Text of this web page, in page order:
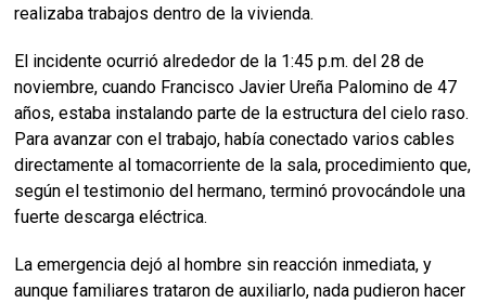
realizaba trabajos dentro de la vivienda.
El incidente ocurrió alrededor de la 1:45 p.m. del 28 de
noviembre, cuando Francisco Javier Ureña Palomino de 47
años, estaba instalando parte de la estructura del cielo raso.
Para avanzar con el trabajo, había conectado varios cables
directamente al tomacorriente de la sala, procedimiento que,
según el testimonio del hermano, terminó provocándole una
fuerte descarga eléctrica.
La emergencia dejó al hombre sin reacción inmediata, y
aunque familiares trataron de auxiliarlo, nada pudieron hacer